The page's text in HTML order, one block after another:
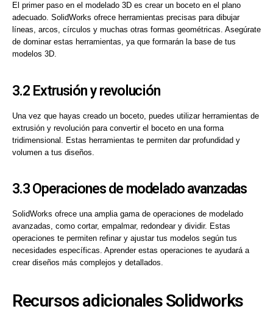
El primer paso en el modelado 3D es crear un boceto en el plano
adecuado. SolidWorks ofrece herramientas precisas para dibujar
líneas, arcos, círculos y muchas otras formas geométricas. Asegúrate
de dominar estas herramientas, ya que formarán la base de tus
modelos 3D.
3.2 Extrusión y revolución
Una vez que hayas creado un boceto, puedes utilizar herramientas de
extrusión y revolución para convertir el boceto en una forma
tridimensional. Estas herramientas te permiten dar profundidad y
volumen a tus diseños.
3.3 Operaciones de modelado avanzadas
SolidWorks ofrece una amplia gama de operaciones de modelado
avanzadas, como cortar, empalmar, redondear y dividir. Estas
operaciones te permiten refinar y ajustar tus modelos según tus
necesidades específicas. Aprender estas operaciones te ayudará a
crear diseños más complejos y detallados.
Recursos adicionales Solidworks